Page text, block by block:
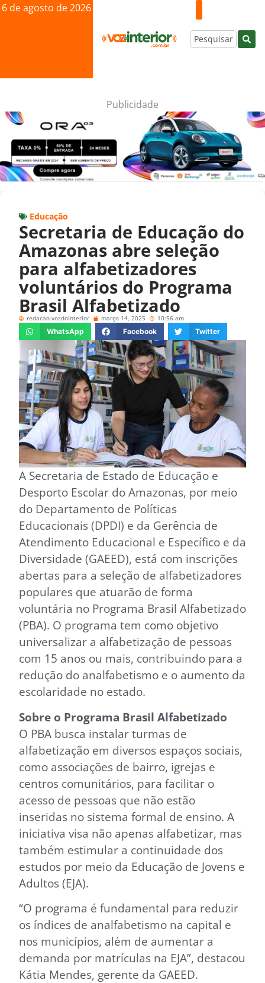
6 de agosto de 2026
Publicidade
Educação
Secretaria de Educação do
Amazonas abre seleção
para alfabetizadores
voluntários do Programa
Brasil Alfabetizado
redacao.vozdointerior março 14, 2025 10:56 am
WhatsApp Facebook Twitter
A Secretaria de Estado de Educação e
Desporto Escolar do Amazonas, por meio
do Departamento de Políticas
Educacionais (DPDI) e da Gerência de
Atendimento Educacional e Específico e da
Diversidade (GAEED), está com inscrições
abertas para a seleção de alfabetizadores
populares que atuarão de forma
voluntária no Programa Brasil Alfabetizado
(PBA). O programa tem como objetivo
universalizar a alfabetização de pessoas
com 15 anos ou mais, contribuindo para a
redução do analfabetismo e o aumento da
escolaridade no estado.
Sobre o Programa Brasil Alfabetizado
O PBA busca instalar turmas de
alfabetização em diversos espaços sociais,
como associações de bairro, igrejas e
centros comunitários, para facilitar o
acesso de pessoas que não estão
inseridas no sistema formal de ensino. A
iniciativa visa não apenas alfabetizar, mas
também estimular a continuidade dos
estudos por meio da Educação de Jovens e
Adultos (EJA).
“O programa é fundamental para reduzir
os índices de analfabetismo na capital e
nos municípios, além de aumentar a
demanda por matrículas na EJA”, destacou
Kátia Mendes, gerente da GAEED.